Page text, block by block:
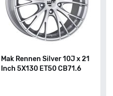
Mak Rennen Silver 10J x 21
Inch 5X130 ET50 CB71.6